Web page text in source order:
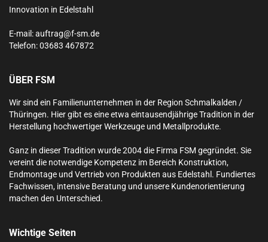
Innovation in Edelstahl
E-mail:auftrag@f-sm.de
Telefon:03683 467872
ÜBER FSM
Wir sind ein Familienunternehmen in der Region Schmalkalden /
Thüringen. Hier gibt es eine etwa eintausendjährige Tradition in der
Herstellung hochwertiger Werkzeuge und Metallprodukte.
Ganz in dieser Tradition wurde 2004 die Firma FSM gegründet. Sie
vereint die notwendige Kompetenz im Bereich Konstruktion,
Endmontage und Vertrieb von Produkten aus Edelstahl. Fundiertes
Fachwissen, intensive Beratung und unsere Kundenorientierung
machen den Unterschied.
Wichtige Seiten